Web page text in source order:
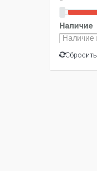
Наличие
Сбросить